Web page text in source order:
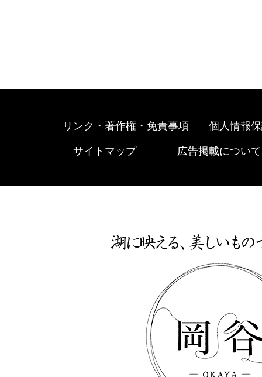
リンク・著作権・免責事項 個人情報
サイトマップ 広告掲載について